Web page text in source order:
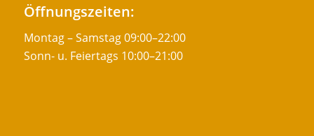
Öffnungszeiten:
Montag – Samstag 09:00–22:00
Sonn- u. Feiertags 10:00–21:00